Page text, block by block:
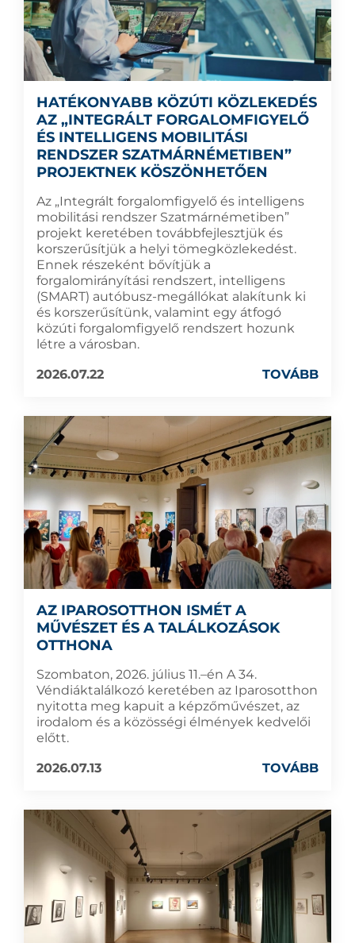
HATÉKONYABB KÖZÚTI KÖZLEKEDÉS
AZ „INTEGRÁLT FORGALOMFIGYELŐ
ÉS INTELLIGENS MOBILITÁSI
RENDSZER SZATMÁRNÉMETIBEN”
PROJEKTNEK KÖSZÖNHETŐEN
Az „Integrált forgalomfigyelő és intelligens
mobilitási rendszer Szatmárnémetiben”
projekt keretében továbbfejlesztjük és
korszerűsítjük a helyi tömegközlekedést.
Ennek részeként bővítjük a
forgalomirányítási rendszert, intelligens
(SMART) autóbusz-megállókat alakítunk ki
és korszerűsítünk, valamint egy átfogó
közúti forgalomfigyelő rendszert hozunk
létre a városban.
2026.07.22
TOVÁBB
AZ IPAROSOTTHON ISMÉT A
MŰVÉSZET ÉS A TALÁLKOZÁSOK
OTTHONA
Szombaton, 2026. július 11.–én A 34.
Véndiáktalálkozó keretében az Iparosotthon
nyitotta meg kapuit a képzőművészet, az
irodalom és a közösségi élmények kedvelői
előtt.
2026.07.13
TOVÁBB